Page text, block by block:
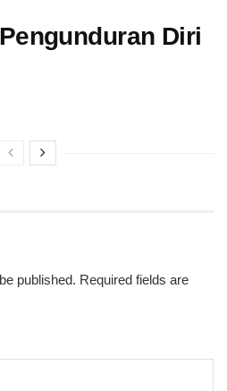
Diri
published. Required fields are